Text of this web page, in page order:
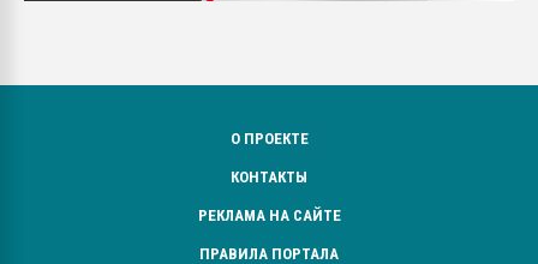
О ПРОЕКТЕ
КОНТАКТЫ
РЕКЛАМА НА САЙТЕ
ПРАВИЛА ПОРТАЛА